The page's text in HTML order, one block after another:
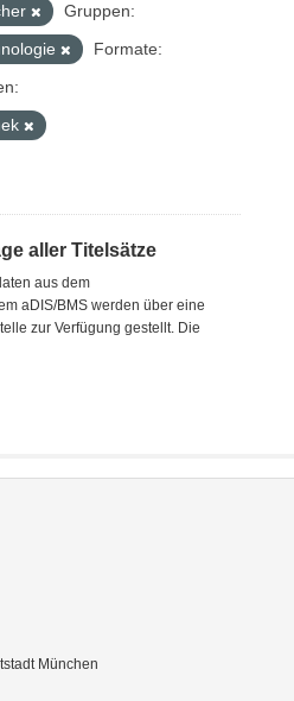
Gruppen:
Formate:
aller Titelsätze
aus dem
aDIS/BMS werden über eine
zur Verfügung gestellt. Die
München